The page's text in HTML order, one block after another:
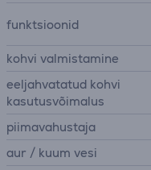
funktsioonid
kohvi valmistamine
eeljahvatatud kohvi
kasutusvõimalus
piimavahustaja
aur / kuum vesi